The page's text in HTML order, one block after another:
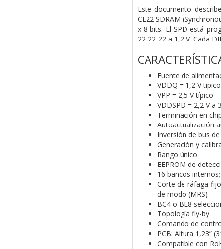
Este documento
CL22 SDRAM
x 8 bits. El SPD está
22-22-22 a 1,2 V. Cada
Fuente de
VDDQ = 1,2 V típico
VPP = 2,5 V típico
VDDSPD = 2,2 V a
Terminación en
Autoactualización
Inversión de bus
Generación y
Rango único
EEPROM de
16 bancos
Corte de ráfaga
de modo (MRS)
BC4 o BL8
Topología fly-by
Comando de
PCB: Altura 1,23”
Compatible con